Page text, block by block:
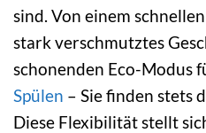
sind. Von einem
stark verschmutztes
schonenden Eco-Modus
Spülen – Sie finden stets
Diese Flexibilität stellt